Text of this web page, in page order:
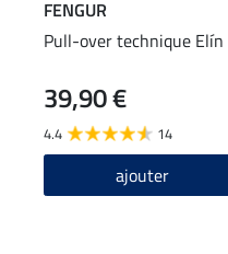
FENGUR
Pull-over technique Elín
39,90 €
4.4 14
ajouter